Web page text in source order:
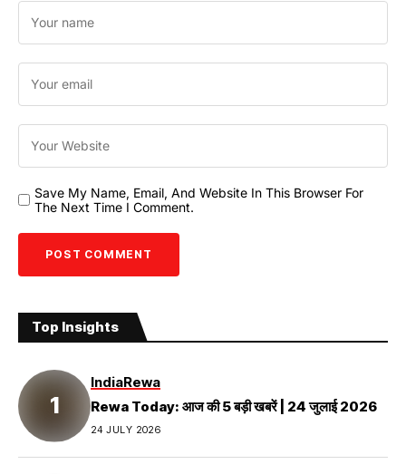
Save My Name, Email, And Website In This Browser For
The Next Time I Comment.
Top Insights
IndiaRewa
Rewa Today: आज की 5 बड़ी खबरें | 24 जुलाई 2026
24 JULY 2026